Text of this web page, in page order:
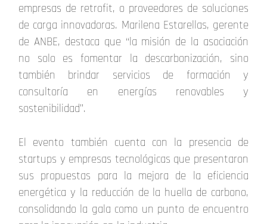
empresas de retrofit, o proveedores de soluciones
de carga innovadoras. Marilena Estarellas, gerente
de ANBE, destaca que “la misión de la asociación
no solo es fomentar la descarbonización, sino
también brindar servicios de formación y
consultoría en energías renovables y
sostenibilidad”.
El evento también cuenta con la presencia de
startups y empresas tecnológicas que presentaron
sus propuestas para la mejora de la eficiencia
energética y la reducción de la huella de carbono,
consolidando la gala como un punto de encuentro